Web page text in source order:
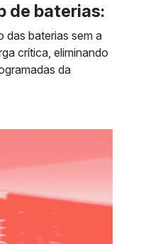
de baterias:
das baterias sem a
crítica, eliminando
da